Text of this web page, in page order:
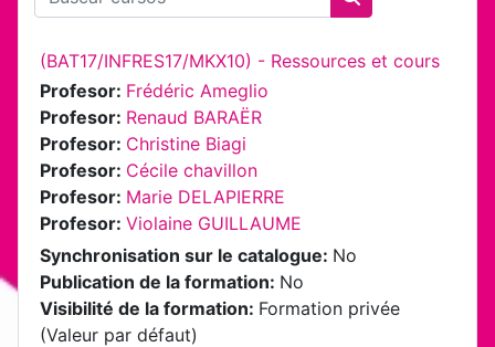
Buscar cursos
(BAT17/INFRES17/MKX10) - Ressources et cours
Profesor: Frédéric Ameglio
Profesor: Renaud BARAËR
Profesor: Christine Biagi
Profesor: Cécile chavillon
Profesor: Marie DELAPIERRE
Profesor: Violaine GUILLAUME
Synchronisation sur le catalogue: No
Publication de la formation: No
Visibilité de la formation: Formation privée
(Valeur par défaut)